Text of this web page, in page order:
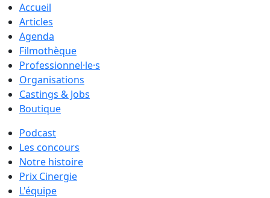
Accueil
Articles
Agenda
Filmothèque
Professionnel·le·s
Organisations
Castings & Jobs
Boutique
Podcast
Les concours
Notre histoire
Prix Cinergie
L'équipe